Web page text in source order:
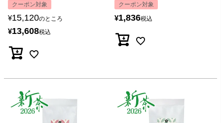
クーポン対象
¥15,120のところ
¥13,608税込
クーポン対象
¥1,836税込